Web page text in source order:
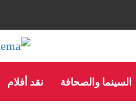
السينما والصحافة نقد أفلام